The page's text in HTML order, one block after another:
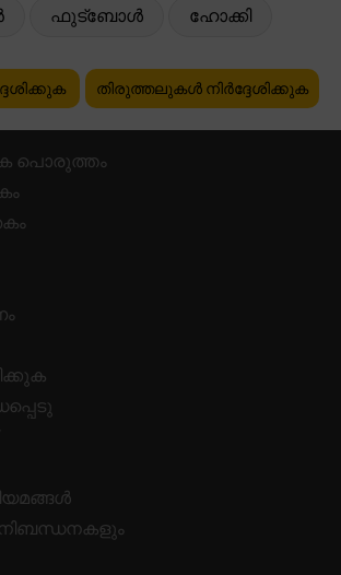
ഫുട്ബോൾ ഹോക്കി
തിരുത്തലുകൾ നിർദ്ദേശിക്കുക
പൊരുത്തം